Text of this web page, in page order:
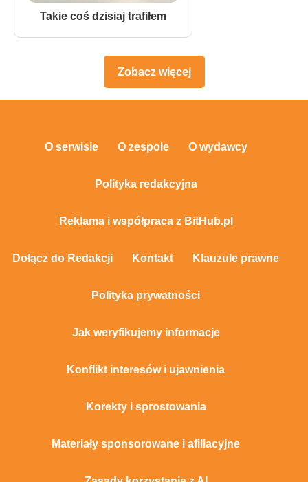
Takie coś dzisiaj trafiłem
Zobacz więcej
O serwisie O zespole O wydawcy
Polityka redakcyjna
Reklama i współpraca z BitHub.pl
Dołącz do Redakcji Kontakt Klauzule prawne
Polityka prywatności
Jak weryfikujemy informacje
Konflikt interesów i ujawnienia
Korekty i sprostowania
Materiały sponsorowane i afiliacyjne